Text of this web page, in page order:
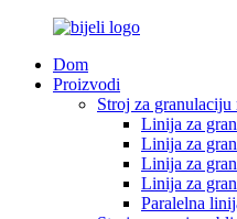
Dom
Proizvodi
Stroj za
Linija za
Linija za
Linija za
Linija za
Paralelna